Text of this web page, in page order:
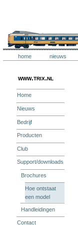
naar
navigatie
Onderdelen
home nieuws
Persoonlijke
www.trix.nl
Home
Nieuws
Bedrijf
Producten
Club
Support/downloads
Brochures
Hoe ontstaat
een model
Handleidingen
Contact